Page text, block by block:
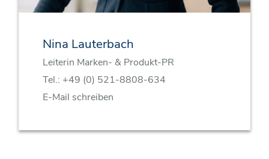
Nina Lauterbach
Leiterin Marken- & Produkt-PR
Tel.: +49 (0) 521-8808-634
E-Mail schreiben